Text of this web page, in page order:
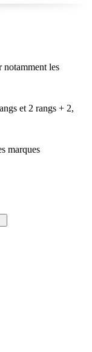
notamment les
et 2 rangs + 2,
marques